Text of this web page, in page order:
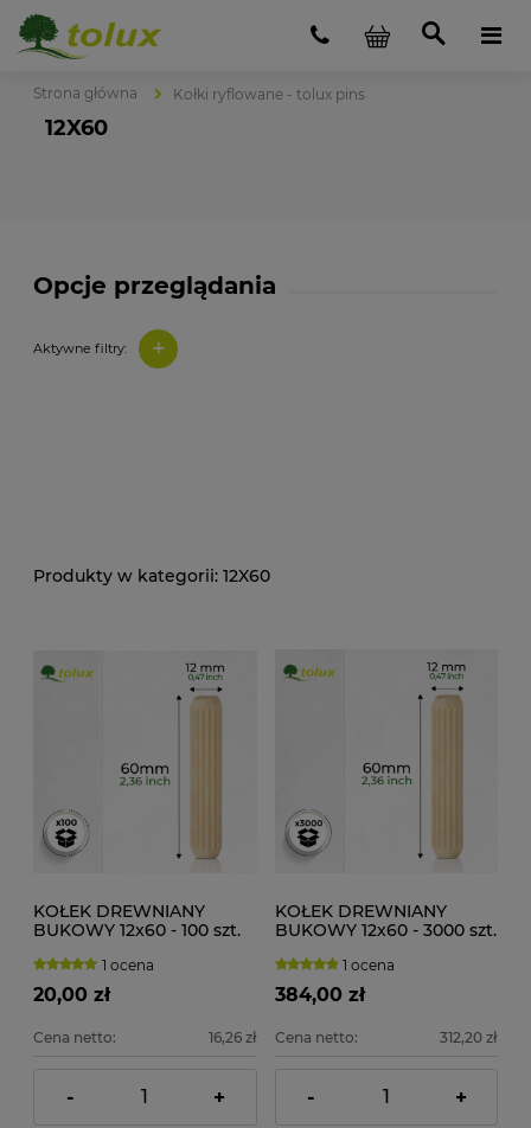
Strona główna Kołki ryflowane - tolux pins
12X60
Opcje przeglądania
Aktywne filtry: +
12X60
KOŁEK DREWNIANY
BUKOWY 12x60 - 100 szt.
1 ocena
20,00 zł
Cena netto: 16,26 zł
- +
KOŁEK DREWNIANY
BUKOWY 12x60 - 3000 szt.
1 ocena
384,00 zł
Cena netto: 312,20 zł
- +